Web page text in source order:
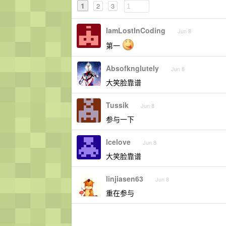
1 2 3
IamLostInCoding Jun 8
第一
Absofknglutely Jun 8
大笑脸靠谱
Tussik Jun 8
参与一下
lcelove Jun 8
大笑脸靠谱
linjiasen63 Jun 8
重在参与